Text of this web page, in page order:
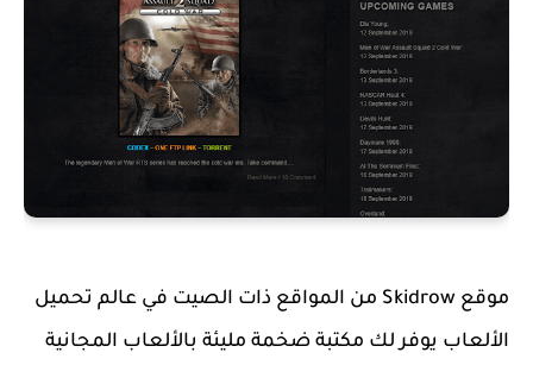
موقع Skidrow من المواقع ذات الصيت في عالم تحميل
الألعاب يوفر لك مكتبة ضخمة مليئة بالألعاب المجانية